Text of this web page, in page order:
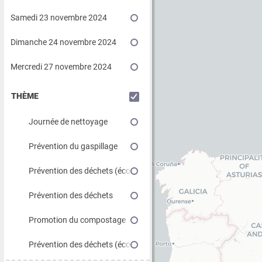
Samedi 23 novembre 2024
Dimanche 24 novembre 2024
Mercredi 27 novembre 2024
THÈME
Journée de nettoyage
Prévention du gaspillage
alimentaire
Prévention des déchets (éco-
conception, suremballage,
produits jetables…)
Prévention des déchets
dangereux
Promotion du compostage
Prévention des déchets (éco-